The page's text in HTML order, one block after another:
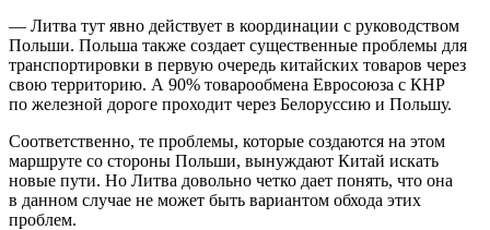
— Литва тут явно действует в координации с руководством
Польши. Польша также создает существенные проблемы для
транспортировки в первую очередь китайских товаров через
свою территорию. А 90% товарообмена Евросоюза с КНР
по железной дороге проходит через Белоруссию и Польшу.
Соответственно, те проблемы, которые создаются на этом
маршруте со стороны Польши, вынуждают Китай искать
новые пути. Но Литва довольно четко дает понять, что она
в данном случае не может быть вариантом обхода этих
проблем.